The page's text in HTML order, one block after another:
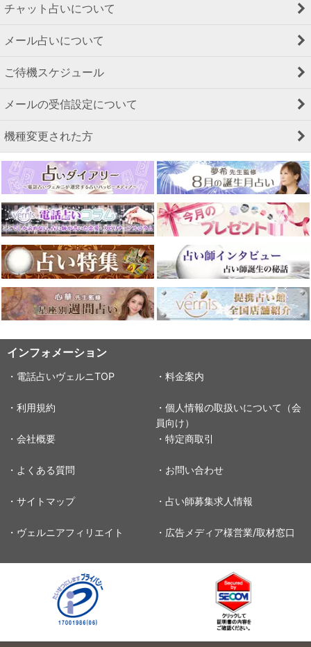
チャット占いについて
メール占いについて
ご待機スケジュール
メールの受信設定について
機種変更された方
インフォメーション
・電話占いヴェルニTOP ・料金案内
・利用規約
・個人情報の取扱いについて（会
員向け）
・会社概要
・特定商取引
・よくある質問 ・お問い合わせ
・サイトマップ ・占い師募集求人情報
・ヴェルニアフィリエイト ・広告メディア様営業/取材窓口